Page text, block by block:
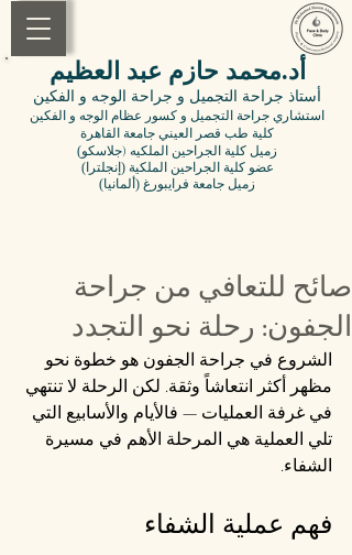
أد.محمد حازم عبد العظيم
أستاذ جراحة التجميل و جراحة الوجه و الفكين
استشاري جراحة التجميل و كسور عظام الوجه و الفكين
كلية طب قصر العيني جامعة القاهرة
(زميل كلية الجراحين الملكيه (جلاسكو
(عضو كلية الجراحين الملكية (إنجلترا
(زميل جامعة فرايبورغ (ألمانيا
صائح للتعافي من جراحة
الجفون: رحلة نحو التجدد
الشروع في جراحة الجفون هو خطوة نحو
مظهر أكثر انتعاشاً وثقة. لكن الرحلة لا تنتهي
في غرفة العمليات — فالأيام والأسابيع التي
تلي العملية هي المرحلة الأهم في مسيرة
الشفاء.
فهم عملية الشفاء